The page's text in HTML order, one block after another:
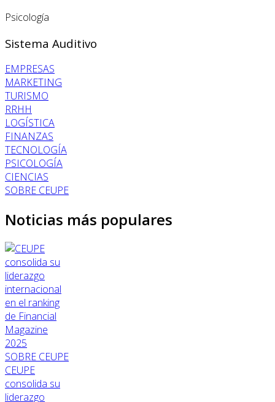
Psicología
Sistema Auditivo
EMPRESAS
MARKETING
TURISMO
RRHH
LOGÍSTICA
FINANZAS
TECNOLOGÍA
PSICOLOGÍA
CIENCIAS
SOBRE CEUPE
Noticias más populares
SOBRE CEUPE
CEUPE
consolida su
liderazgo